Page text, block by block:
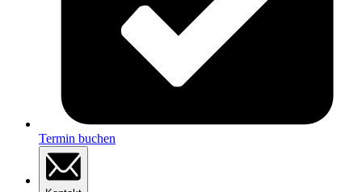
Termin buchen